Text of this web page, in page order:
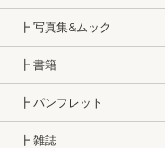
┣ 写真集&ムック
┣ 書籍
┣ パンフレット
┣ 雑誌